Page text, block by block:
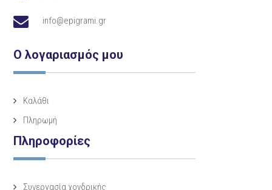
info@epigrami.gr
Ο λογαριασμός μου
Καλάθι
Πληρωμή
Πληροφορίες
Συνεργασία χονδρικής